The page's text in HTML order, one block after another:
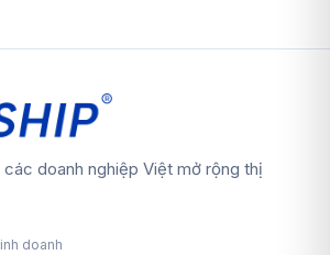
doanh nghiệp Việt mở rộng thị
doanh